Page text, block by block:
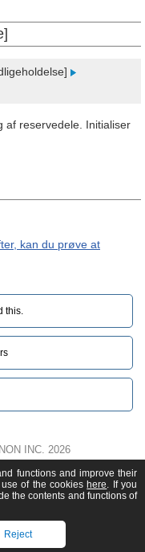
af reservedele. Initialiser
kan du prøve at
this.‎
INC. 2026
functions and improve their
of the cookies here. If you
the contents and functions of
Reject